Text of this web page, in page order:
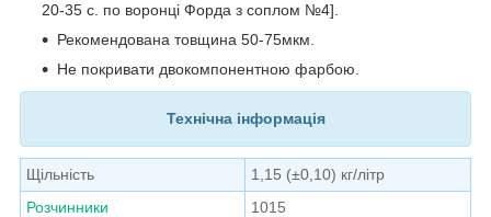
20-35 с. по воронці Форда з соплом №4].
Рекомендована товщина 50-75мкм.
Не покривати двокомпонентною фарбою.
Технічна інформація
Щільність
1,15 (±0,10) кг/літр
Розчинники
1015